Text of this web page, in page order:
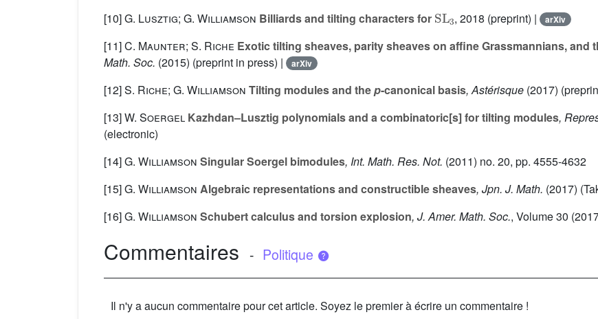
[10]G. Lusztig; G. Williamson Billiards and tilting characters for , 2018 (preprint) | arXiv
[11]C. Maunter; S. Riche Exotic tilting sheaves, parity sheaves on affine Grassmannians, and
Math. Soc. (2015) (preprint in press) | arXiv
[12]S. Riche; G. Williamson Tilting modules and thep-canonical basis, Astérisque (2017)
[13]W. Soergel Kazhdan–Lusztig polynomials and a combinatoric[s] for tilting modules,
(electronic)
[14]G. Williamson Singular Soergel bimodules, Int. Math. Res. Not. (2011) no. 20, pp. 4555-4632
[15]G. Williamson Algebraic representations and constructible sheaves, Jpn. J. Math. (2017)
[16]G. Williamson Schubert calculus and torsion explosion, J. Amer. Math. Soc., Volume 30
Commentaires - Politique
Il n'y a aucun commentaire pour cet article. Soyez le premier à écrire un commentaire !